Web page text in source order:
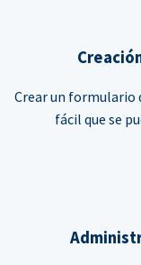
Crear un formulario
fácil que se